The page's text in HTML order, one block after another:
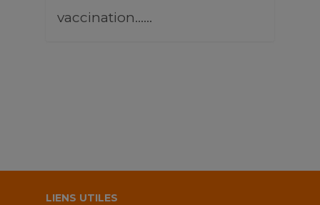
vaccination...…
LIENS UTILES